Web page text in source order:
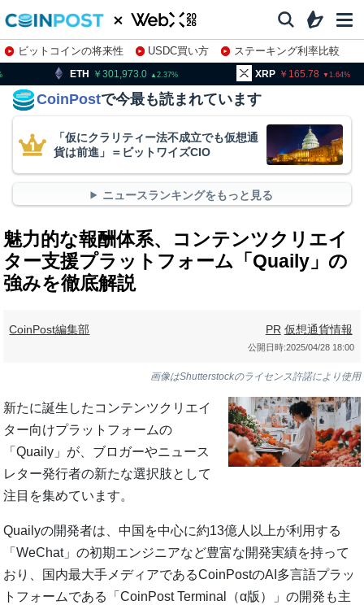
ビットコインの将来性 USDC買い方
ステーキング利率比較
株特集・関連銘柄
2.37 XRP BNB
CoinPostで今最も読まれています
「仮にクラリティー法不成立でも仮想通
貨は前進」＝ビットワイズCIO
ニュースランキングをもっと見る
魅力的な報酬体系、コンテンツクリエイ
ター支援プラットフォーム「Quaily」の
強みを徹底解説
CoinPost編集部 PR 仮想通貨情報
公開日時:2025/04/28 18:00
画像はShutterstockのライセンス許諾により使用
新たに誕生したコンテンツクリエイ
ター向けプラットフォームの
「Quaily」が、ブロガーやニュース
レター発行者の新たな選択肢として
注目を集めています。
Quailyの開発者は、中国を中心に約13億人以上が利用する
「WeChat」の初期エンジニアなど豊富な開発実績を持って
おり、国内最大手メディアであるCoinPostのAI多言語プラッ
トフォームである「CoinPost Terminal（α版）」の開発も主